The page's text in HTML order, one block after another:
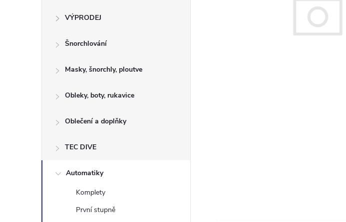
VÝPRODEJ
Šnorchlování
Masky, šnorchly, ploutve
Obleky, boty, rukavice
Oblečení a doplňky
TEC DIVE
Automatiky
Komplety
První stupně